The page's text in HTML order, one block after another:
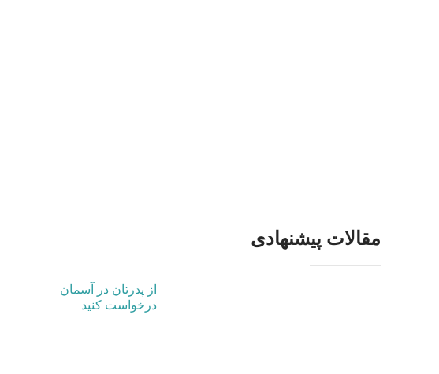
مقالات پیشنهادی
از پدرتان در آسمان
درخواست کنید